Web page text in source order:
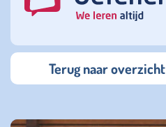
Terug naar overzicht